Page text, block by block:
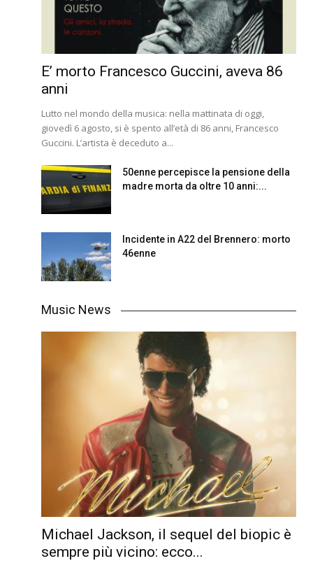
E’ morto Francesco Guccini, aveva 86
anni
Lutto nel mondo della musica: nella mattinata di oggi,
giovedì 6 agosto, si è spento all’età di 86 anni, Francesco
Guccini. L’artista è deceduto a...
50enne percepisce la pensione della
madre morta da oltre 10 anni:...
Incidente in A22 del Brennero: morto
46enne
Music News
Michael Jackson, il sequel del biopic è
sempre più vicino: ecco...